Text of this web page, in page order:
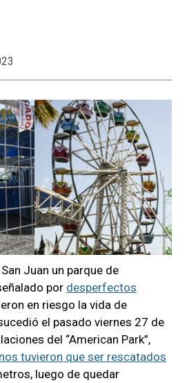
Juan un parque de
por desperfectos
en riesgo la vida de
el pasado viernes 27 de
del “American Park”,
tuvieron que ser rescatados
luego de quedar